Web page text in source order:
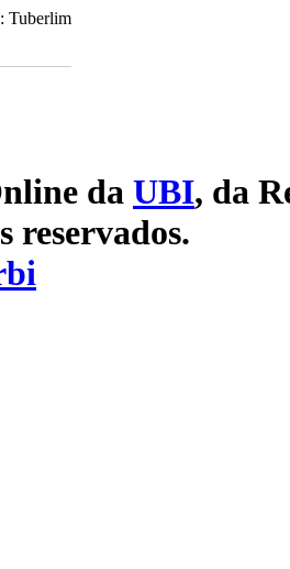
Tuberlim
da UBI, da
reservados.